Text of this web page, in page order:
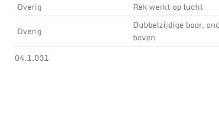
Overig
Rek werkt op lucht
Overig
Dubbelzijdige boor,
boven
04.1.031